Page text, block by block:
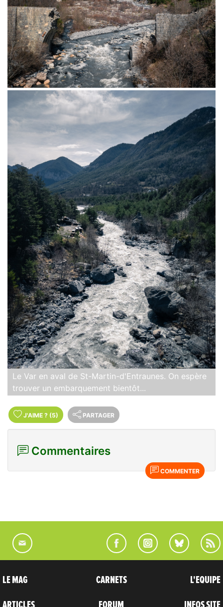
Le Var en aval de St-Martin-d'Entraunes. On espère
trouver un embarquement bientôt...
J'AIME ? (5) PARTAGER
Commentaires
COMMENTER
LE MAG
ARTICLES
CARNETS
FORUM
L'EQUIPE
INFOS SITE